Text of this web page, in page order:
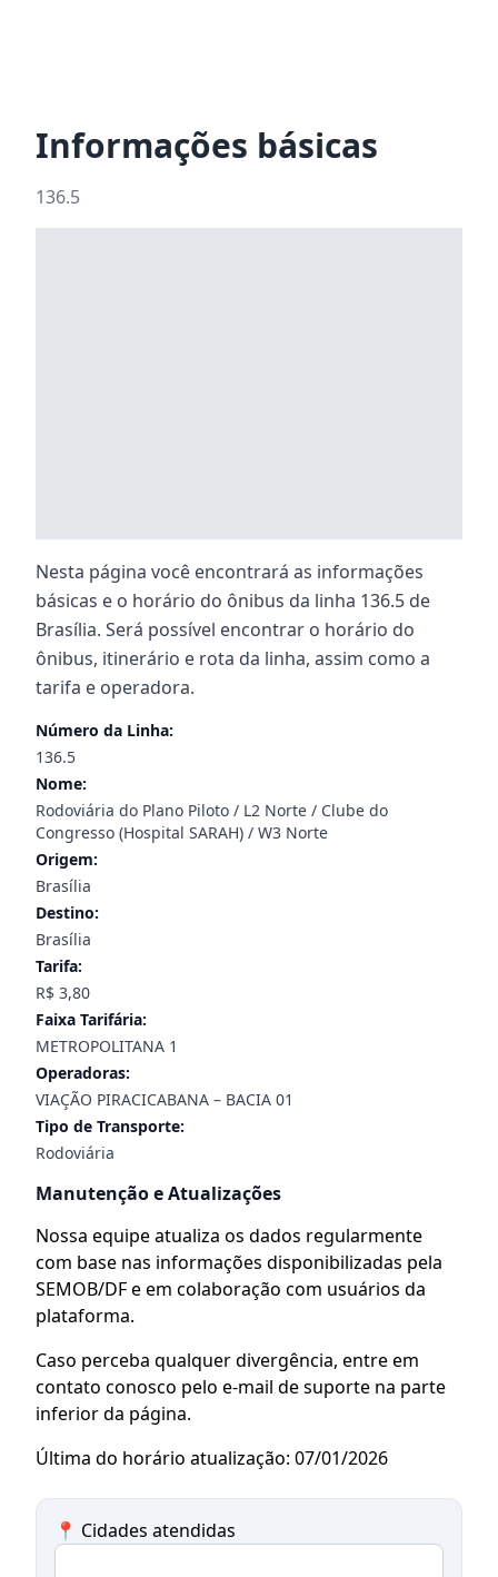
Informações básicas
136.5
Nesta página você encontrará as informações
básicas e o horário do ônibus da linha 136.5 de
Brasília. Será possível encontrar o horário do
ônibus, itinerário e rota da linha, assim como a
tarifa e operadora.
Número da Linha:
136.5
Nome:
Rodoviária do Plano Piloto / L2 Norte / Clube do
Congresso (Hospital SARAH) / W3 Norte
Origem:
Brasília
Destino:
Brasília
Tarifa:
R$ 3,80
Faixa Tarifária:
METROPOLITANA 1
Operadoras:
VIAÇÃO PIRACICABANA – BACIA 01
Tipo de Transporte:
Rodoviária
Manutenção e Atualizações
Nossa equipe atualiza os dados regularmente
com base nas informações disponibilizadas pela
SEMOB/DF e em colaboração com usuários da
plataforma.
Caso perceba qualquer divergência, entre em
contato conosco pelo e-mail de suporte na parte
inferior da página.
Última do horário atualização: 07/01/2026
📍 Cidades atendidas